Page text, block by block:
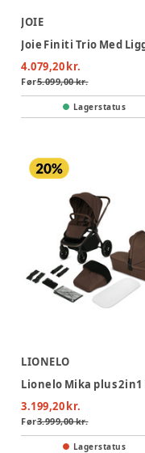
JOIE
4.079,20 kr.
Før5.099,00 kr.
Lagerstatus
LIONELO
3.199,20 kr.
Før3.999,00 kr.
Lagerstatus